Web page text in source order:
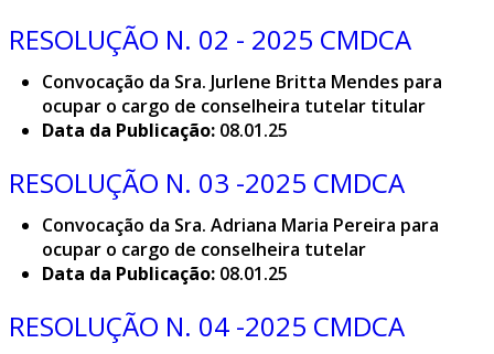
RESOLUÇÃO N. 02 - 2025 CMDCA
Convocação da Sra. Jurlene Britta Mendes para
ocupar o cargo de conselheira tutelar titular
Data da Publicação: 08.01.25
RESOLUÇÃO N. 03 -2025 CMDCA
Convocação da Sra. Adriana Maria Pereira para
ocupar o cargo de conselheira tutelar
Data da Publicação: 08.01.25
RESOLUÇÃO N. 04 -2025 CMDCA